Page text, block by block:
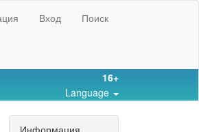
Вход Поиск
16+
Language